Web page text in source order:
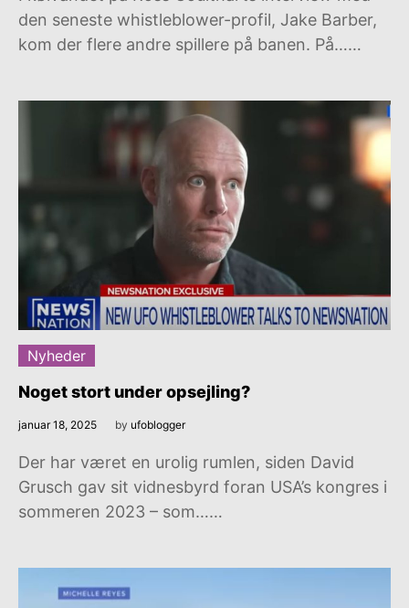
den seneste whistleblower-profil, Jake Barber,
kom der flere andre spillere på banen. På……
Nyheder
Noget stort under opsejling?
januar 18, 2025 by ufoblogger
Der har været en urolig rumlen, siden David
Grusch gav sit vidnesbyrd foran USA’s kongres i
sommeren 2023 – som……